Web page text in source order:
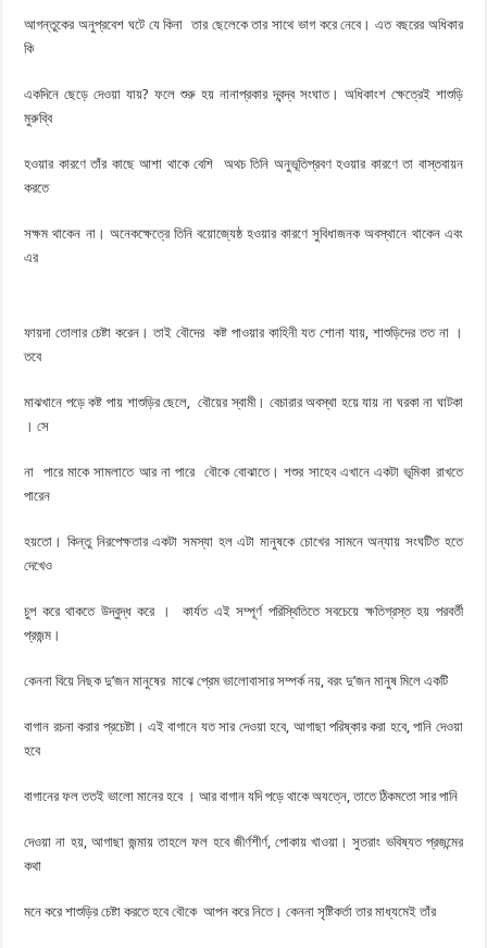
আগন্তুকের অনুপ্রবেশ ঘটে যে কিনা তার ছেলেকে তার সাথে ভাগ করে নেবে। এত বছরের অধিকার
কি
একদিনে ছেড়ে দেওয়া যায়? ফলে শুরু হয় নানাপ্রকার দ্বন্দ্ব সংঘাত। অধিকাংশ ক্ষেত্রেই শাশুড়ি
মুরুব্বি
হওয়ার কারণে তাঁর কাছে আশা থাকে বেশি অথচ তিনি অনুভূতিপ্রবণ হওয়ার কারণে তা বাস্তবায়ন
করতে
সক্ষম থাকেন না। অনেকক্ষেত্রে তিনি বয়ােজ্যেষ্ঠ হওয়ার কারণে সুবিধাজনক অবস্থানে থাকেন এবং
এর
ফায়দা তােলার চেষ্টা করেন। তাই বৌদের কষ্ট পাওয়ার কাহিনী যত শােনা যায়, শাশুড়িদের তত না ।
তবে
মাঝখানে পড়ে কষ্ট পায় শাশুড়ির ছেলে, বৌয়ের স্বামী। বেচারার অবস্থা হয়ে যায় না ঘরকা না ঘাটকা
। সে
না পারে মাকে সামলাতে আর না পারে বৌকে বােঝাতে। শশুর সাহেব এখানে একটা ভূমিকা রাখতে
পারেন
হয়তাে। কিন্তু নিরপেক্ষতার একটা সমস্যা হল এটা মানুষকে চোখের সামনে অন্যায় সংঘটিত হতে
দেখেও
চুপ করে থাকতে উদ্বুদ্ধ করে । কার্যত এই সম্পূর্ণ পরিস্থিতিতে সবচেয়ে ক্ষতিগ্রস্ত হয় পরবর্তী
প্রজন্ম।
কেননা বিয়ে নিছক দু’জন মানুষের মাঝে প্রেম ভালােবাসার সম্পর্ক নয়, বরং দু’জন মানুষ মিলে একটি
বাগান রচনা করার প্রচেষ্টা। এই বাগানে যত সার দেওয়া হবে, আগাছা পরিষ্কার করা হবে, পানি দেওয়া
হবে
বাগানের ফল ততই ভালাে মানের হবে । আর বাগান যদি পড়ে থাকে অযত্নে, তাতে ঠিকমতাে সার পানি
দেওয়া না হয়, আগাছা জন্মায় তাহলে ফল হবে জীর্ণশীর্ণ, পােকায় খাওয়া। সুতরাং ভবিষ্যত প্রজন্মের
কথা
মনে করে শাশুড়ির চেষ্টা করতে হবে বৌকে আপন করে নিতে। কেননা সৃষ্টিকর্তা তার মাধ্যমেই তাঁর